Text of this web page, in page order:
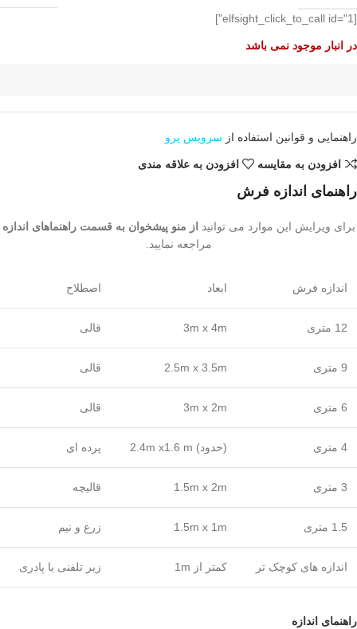
[elfsight_click_to_call id="1"]
در انبار موجود نمی باشد
راهنمایی و قوانین استفاده از سرویس پرو
افزودن به مقایسه افزودن به علاقه مندی
راهنمای اندازه فرش
برای ویرایش این موارد می توانید از منو پیشخوان به قسمت راهنماهای اندازه
مراجعه نمایید.
اندازه فرش ابعاد اصطلاح
12 متری 3m x 4m قالی
9 متری 2.5m x 3.5m قالی
6 متری 3m x 2m قالی
4 متری (حدود) 2.4m x1.6 m پرده ای
3 متری 1.5m x 2m قالیچه
1.5 متری 1.5m x 1m زرع و نیم
اندازه های کوچک تر کمتر از 1m زیر تلفنی یا پادری
راهنمای اندازه